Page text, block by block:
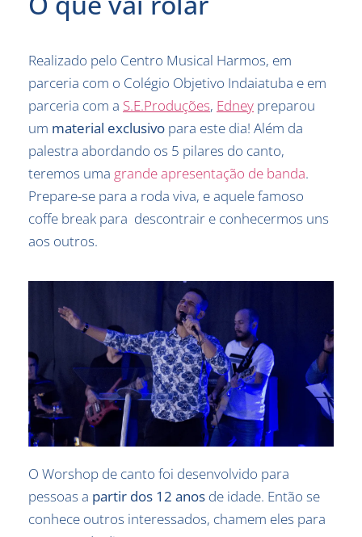
Realizado pelo Centro Musical Harmos, em
parceria com o Colégio Objetivo Indaiatuba e em
parceria com a S.E.Produções, Edney preparou
um material exclusivo para este dia! Além da
palestra abordando os 5 pilares do canto,
teremos uma grande apresentação de banda.
Prepare-se para a roda viva, e aquele famoso
coffe break para descontrair e conhecermos uns
aos outros.
O Worshop de canto foi desenvolvido para
pessoas a partir dos 12 anos de idade. Então se
conhece outros interessados, chamem eles para